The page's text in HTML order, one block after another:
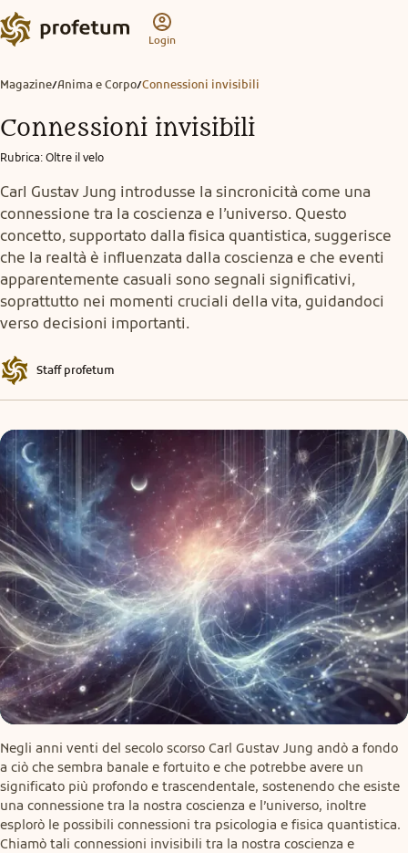
Login
Magazine/Anima e Corpo/Connessioni invisibili
Connessioni invisibili
Rubrica: Oltre il velo
Carl Gustav Jung introdusse la sincronicità come una
connessione tra la coscienza e l’universo. Questo
concetto, supportato dalla fisica quantistica, suggerisce
che la realtà è influenzata dalla coscienza e che eventi
apparentemente casuali sono segnali significativi,
soprattutto nei momenti cruciali della vita, guidandoci
verso decisioni importanti.
Staff profetum
Negli anni venti del secolo scorso Carl Gustav Jung andò a fondo
a ciò che sembra banale e fortuito e che potrebbe avere un
significato più profondo e trascendentale, sostenendo che esiste
una connessione tra la nostra coscienza e l’universo, inoltre
esplorò le possibili connessioni tra psicologia e fisica quantistica.
Chiamò tali connessioni invisibili tra la nostra coscienza e